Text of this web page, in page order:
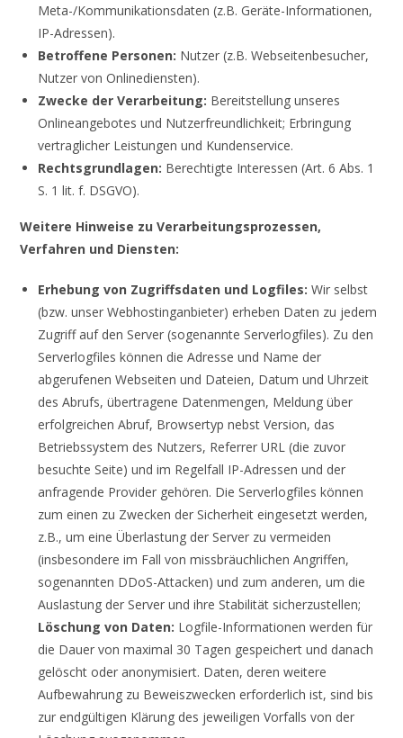
Meta-/Kommunikationsdaten (z.B. Geräte-Informationen,
IP-Adressen).
Betroffene Personen: Nutzer (z.B. Webseitenbesucher,
Nutzer von Onlinediensten).
Zwecke der Verarbeitung: Bereitstellung unseres
Onlineangebotes und Nutzerfreundlichkeit; Erbringung
vertraglicher Leistungen und Kundenservice.
Rechtsgrundlagen: Berechtigte Interessen (Art. 6 Abs. 1
S. 1 lit. f. DSGVO).
Weitere Hinweise zu Verarbeitungsprozessen,
Verfahren und Diensten:
Erhebung von Zugriffsdaten und Logfiles:Wir selbst
(bzw. unser Webhostinganbieter) erheben Daten zu jedem
Zugriff auf den Server (sogenannte Serverlogfiles). Zu den
Serverlogfiles können die Adresse und Name der
abgerufenen Webseiten und Dateien, Datum und Uhrzeit
des Abrufs, übertragene Datenmengen, Meldung über
erfolgreichen Abruf, Browsertyp nebst Version, das
Betriebssystem des Nutzers, Referrer URL (die zuvor
besuchte Seite) und im Regelfall IP-Adressen und der
anfragende Provider gehören. Die Serverlogfiles können
zum einen zu Zwecken der Sicherheit eingesetzt werden,
z.B., um eine Überlastung der Server zu vermeiden
(insbesondere im Fall von missbräuchlichen Angriffen,
sogenannten DDoS-Attacken) und zum anderen, um die
Auslastung der Server und ihre Stabilität sicherzustellen;
Löschung von Daten: Logfile-Informationen werden für
die Dauer von maximal 30 Tagen gespeichert und danach
gelöscht oder anonymisiert. Daten, deren weitere
Aufbewahrung zu Beweiszwecken erforderlich ist, sind bis
zur endgültigen Klärung des jeweiligen Vorfalls von der